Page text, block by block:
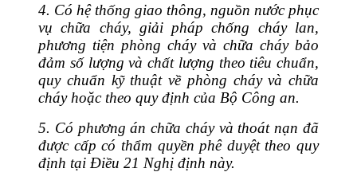
4. Có hệ thống giao thông, nguồn nước phục
vụ chữa cháy, giải pháp chống cháy lan,
phương tiện phòng cháy và chữa cháy bảo
đảm số lượng và chất lượng theo tiêu chuẩn,
quy chuẩn kỹ thuật về phòng cháy và chữa
cháy hoặc theo quy định của Bộ Công an.
5. Có phương án chữa cháy và thoát nạn đã
được cấp có thẩm quyền phê duyệt theo quy
định tại Điều 21 Nghị định này.